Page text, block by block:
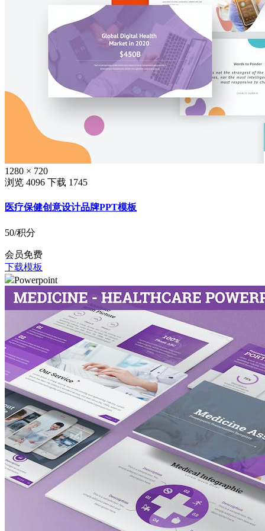
1280 × 720
浏览 4096 下载 1745
医疗保健创意设计品牌PPT模板
50/积分
会员免费
下载模板
Powerpoint